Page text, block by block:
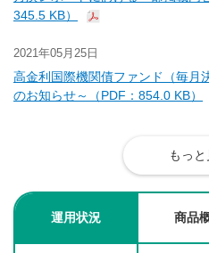
345.5 KB）
2021年05月25日
高金利国際機関債ファンド（毎
のお知らせ～（PDF：854.0 KB）
もっと
運用状況 商品